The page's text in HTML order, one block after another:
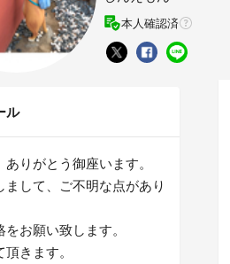
本人確認済
ル
ありがとう御座います。
まして、ご不明な点があり
お願い致します。
きます。